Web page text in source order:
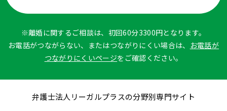
※離婚に関するご相談は、初回60分3300円となります。
お電話がつながらない、またはつながりにくい場合は、 お電話が
つながりにくいページをご確認ください。
弁護士法人リーガルプラスの分野別専門サイト